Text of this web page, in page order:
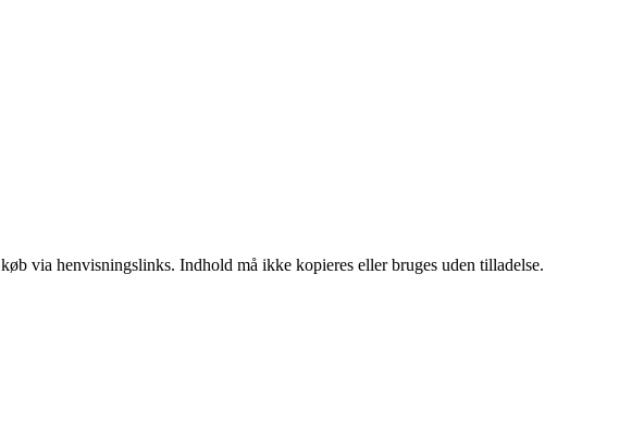
via henvisningslinks. Indhold må ikke kopieres eller bruges uden tilladelse.